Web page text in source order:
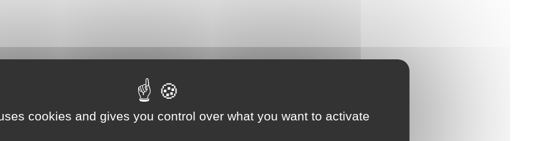
cookies and gives you control over what you want to activate